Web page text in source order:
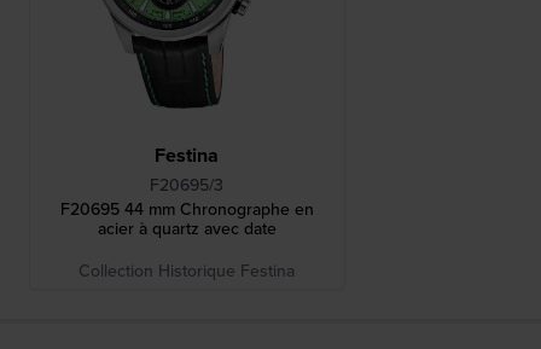
Festina
F20695/3
F20695 44 mm Chronographe en
acier à quartz avec date
Collection Historique Festina